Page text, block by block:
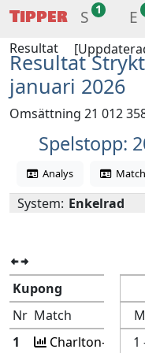
Tipper S 1 E
Resultat
Resultat
januari 2026
Omsättning 21 012
Spelstopp:
Analys
System: Enkelrad
Kupong
Nr Match
1
Charlton-
1